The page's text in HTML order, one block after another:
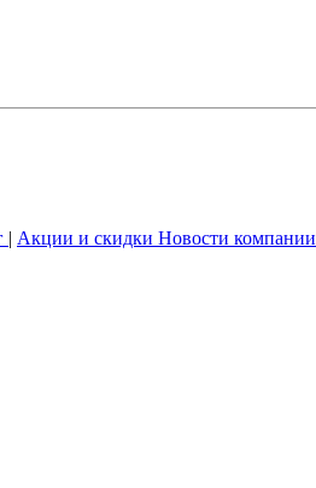
| Акции и скидки Новости компании